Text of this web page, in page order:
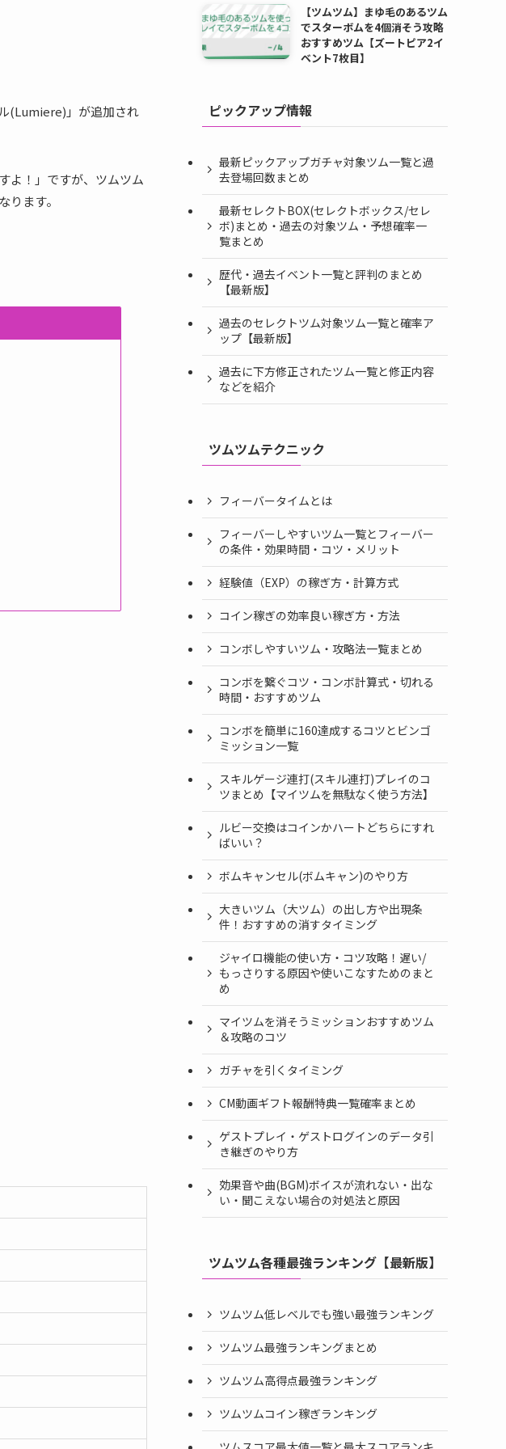
(Lumiere)」が追加され
よ！」ですが、ツムツム
ます。
【ツムツム】まゆ毛のあるツム
でスターボムを4個消そう攻略
おすすめツム【ズートピア2イ
ベント7枚目】
ピックアップ情報
最新ピックアップガチャ対象ツム一覧と過
去登場回数まとめ
最新セレクトBOX(セレクトボックス/セレ
ボ)まとめ・過去の対象ツム・予想確率一
覧まとめ
歴代・過去イベント一覧と評判のまとめ
【最新版】
過去のセレクトツム対象ツム一覧と確率ア
ップ【最新版】
過去に下方修正されたツム一覧と修正内容
などを紹介
ツムツムテクニック
フィーバータイムとは
フィーバーしやすいツム一覧とフィーバー
の条件・効果時間・コツ・メリット
経験値（EXP）の稼ぎ方・計算方式
コイン稼ぎの効率良い稼ぎ方・方法
コンボしやすいツム・攻略法一覧まとめ
コンボを繋ぐコツ・コンボ計算式・切れる
時間・おすすめツム
コンボを簡単に160達成するコツとビンゴ
ミッション一覧
スキルゲージ連打(スキル連打)プレイのコ
ツまとめ【マイツムを無駄なく使う方法】
ルビー交換はコインかハートどちらにすれ
ばいい？
ボムキャンセル(ボムキャン)のやり方
大きいツム（大ツム）の出し方や出現条
件！おすすめの消すタイミング
ジャイロ機能の使い方・コツ攻略！遅い/
もっさりする原因や使いこなすためのまと
め
マイツムを消そうミッションおすすめツム
＆攻略のコツ
ガチャを引くタイミング
CM動画ギフト報酬特典一覧確率まとめ
ゲストプレイ・ゲストログインのデータ引
き継ぎのやり方
効果音や曲(BGM)ボイスが流れない・出な
い・聞こえない場合の対処法と原因
ツムツム各種最強ランキング【最新版】
ツムツム低レベルでも強い最強ランキング
ツムツム最強ランキングまとめ
ツムツム高得点最強ランキング
ツムツムコイン稼ぎランキング